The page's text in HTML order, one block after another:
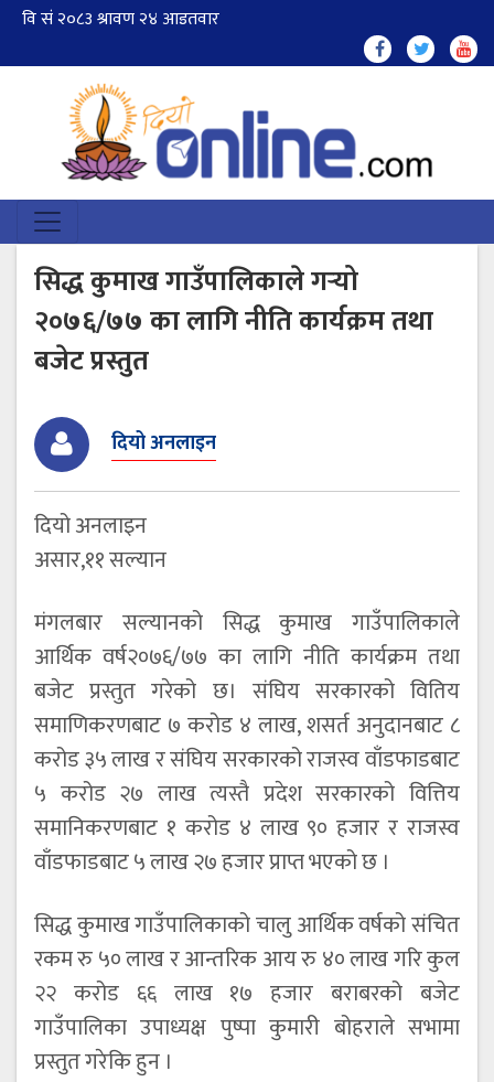
सिद्ध कुमाख गाउँपालिकाले गर्‍यो
२०७६/७७ का लागि नीति कार्यक्रम तथा
बजेट प्रस्तुत
दियो अनलाइन
दियो अनलाइन
असार,११ सल्यान
मंगलबार सल्यानको सिद्ध कुमाख गाउँपालिकाले
आर्थिक वर्ष२०७६/७७ का लागि नीति कार्यक्रम तथा
बजेट प्रस्तुत गरेको छ। संघिय सरकारको वितिय
समाणिकरणबाट ७ करोड ४ लाख, शसर्त अनुदानबाट ८
करोड ३५ लाख र संघिय सरकारको राजस्व वाँडफाडबाट
५ करोड २७ लाख त्यस्तै प्रदेश सरकारको वित्तिय
समानिकरणबाट १ करोड ४ लाख ९० हजार र राजस्व
वाँडफाडबाट ५ लाख २७ हजार प्राप्त भएको छ ।
सिद्ध कुमाख गाउँपालिकाको चालु आर्थिक वर्षको संचित
रकम रु ५० लाख र आन्तरिक आय रु ४० लाख गरि कुल
२२ करोड ६६ लाख १७ हजार बराबरको बजेट
गाउँपालिका उपाध्यक्ष पुष्पा कुमारी बोहराले सभामा
प्रस्तुत गरेकि हुन ।